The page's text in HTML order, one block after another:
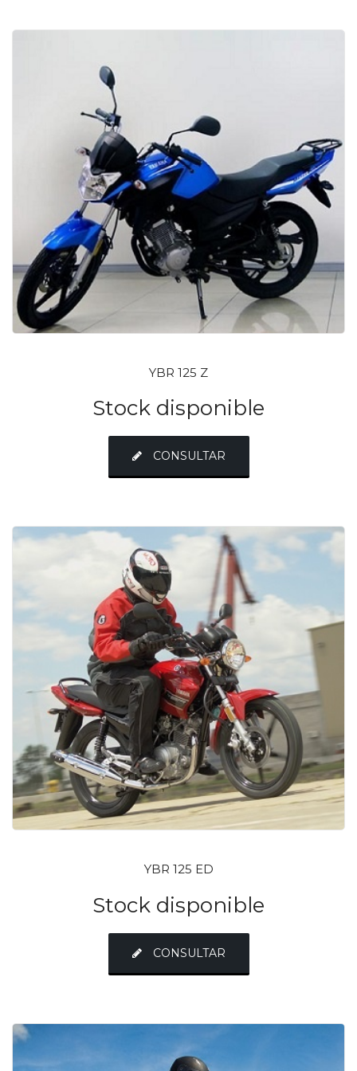
YBR 125 Z
Stock disponible
CONSULTAR
YBR 125 ED
Stock disponible
CONSULTAR